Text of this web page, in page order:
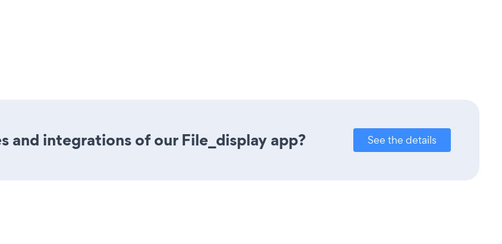
and integrations of our File_display app? See the details